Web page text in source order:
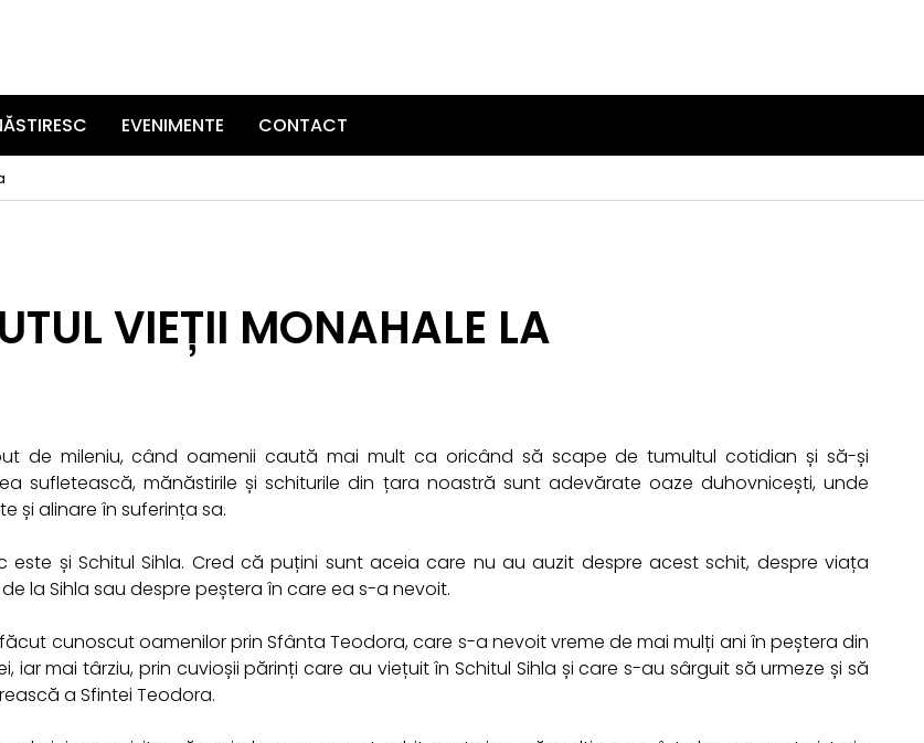
EVENIMENTE CONTACT
VIEȚII MONAHALE LA
de mileniu, când oamenii caută mai mult ca oricând să scape de tumultul cotidian și să-și
sufletească, mănăstirile și schiturile din țara noastră sunt adevărate oaze duhovnicești, unde
și alinare în suferința sa.
este și Schitul Sihla. Cred că puțini sunt aceia care nu au auzit despre acest schit, despre viața
la Sihla sau despre peștera în care ea s-a nevoit.
cunoscut oamenilor prin Sfânta Teodora, care s-a nevoit vreme de mai mulți ani în peștera din
iar mai târziu, prin cuvioșii părinți care au viețuit în Schitul Sihla și care s-au sârguit să urmeze și să
a Sfintei Teodora.